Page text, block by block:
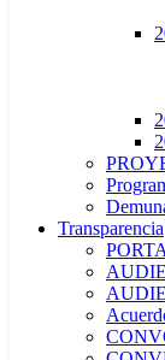
Transparencia